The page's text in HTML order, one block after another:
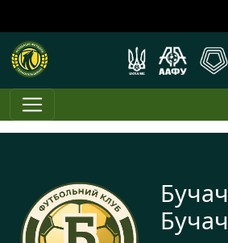
Бучач
Бучач